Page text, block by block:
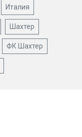
Италия
Шахтер
ФК Шахтер